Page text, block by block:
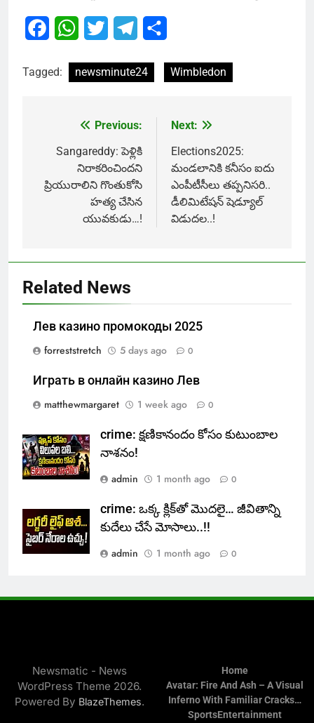
FacebookWhatsApp
Twitter Telegram
Tagged: newsminute24 Wimbledon
navigation
Previous:
Sangareddy: పెళ్లికి
నిరాకరించిందని
ప్రియురాలిని గొంతుకోసి
హత్య చేసిన
యువకుడు…!
Next:
Elections2025:
మండలానికి కనీసం ఐదు
ఎంపీటీసీలు తప్పనిసరి..
డీలిమిటేషన్ షెడ్యూల్
విడుదల..!
Related News
Лев казино промокоды 2025
forreststretch
5 days ago 0
Играть в онлайн казино Лев
matthewmargaret
1 week ago 0
crime: క్షణికానందం కోసం కుటుంబాల
నాశనం!
admin
1 month ago 0
crime: ఒక్క క్లిక్‌తో మొదలై… జీవితాన్ని
కుదేలు చేసే మోసాలు..!!
admin
1 month ago 0
Newsmatic - News
WordPress Theme 2026.
Powered By BlazeThemes.
Home
Avatar: Fire And Ash – A Visual
Inferno With Familiar Cracks…
SportsEntertainment